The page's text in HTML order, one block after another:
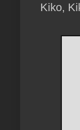
Kiko,